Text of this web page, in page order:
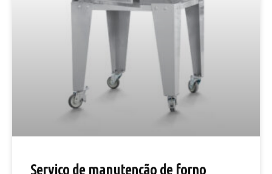
Serviço de manutenção de forno